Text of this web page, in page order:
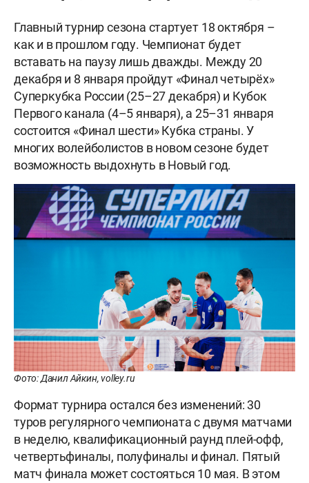
Главный турнир сезона стартует 18 октября –
как и в прошлом году. Чемпионат будет
вставать на паузу лишь дважды. Между 20
декабря и 8 января пройдут «Финал четырёх»
Суперкубка России (25–27 декабря) и Кубок
Первого канала (4–5 января), а 25–31 января
состоится «Финал шести» Кубка страны. У
многих волейболистов в новом сезоне будет
возможность выдохнуть в Новый год.
Фото: Данил Айкин, volley.ru
Формат турнира остался без изменений: 30
туров регулярного чемпионата с двумя матчами
в неделю, квалификационный раунд плей-офф,
четвертьфиналы, полуфиналы и финал. Пятый
матч финала может состояться 10 мая. В этом